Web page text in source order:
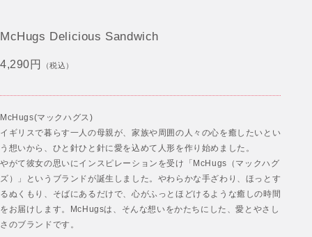
McHugs Delicious Sandwich
4,290円 （税込）
McHugs(マックハグス)
イギリスで暮らす一人の母親が、家族や周囲の人々の心を癒したいとい
う想いから、ひと針ひと針に愛を込めて人形を作り始めました。
やがて彼女の思いにインスピレーションを受け「McHugs（マックハグ
ズ）」というブランドが誕生しました。やわらかな手ざわり、ほっとす
るぬくもり、そばにあるだけで、心がふっとほどけるような癒しの時間
をお届けします。McHugsは、そんな想いをかたちにした、愛とやさし
さのブランドです。